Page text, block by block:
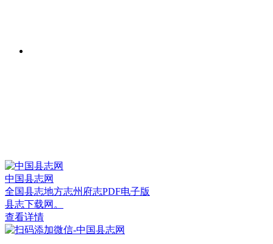
中国县志网
全国县志地方志州府志PDF电子版
县志下载网。
查看详情